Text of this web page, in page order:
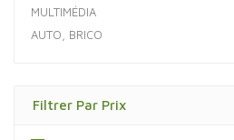
MULTIMÉDIA
AUTO, BRICO
Filtrer Par Prix